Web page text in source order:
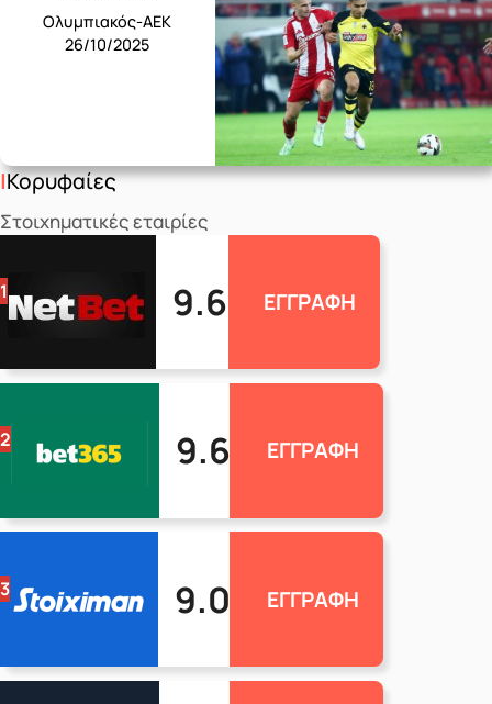
Ολυμπιακός-ΑΕΚ
26/10/2025
Κορυφαίες
Στοιχηματικές εταιρίες
1 9.6 ΕΓΓΡΑΦΗ
2 9.6 ΕΓΓΡΑΦΗ
3 9.0 ΕΓΓΡΑΦΗ